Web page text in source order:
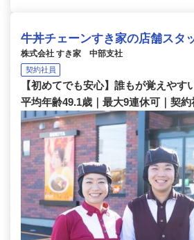
牛丼チェーンすき家の店舗スタ
株式会社 すき家 中部支社
契約社員
【初めてでも安心】誰もが覚えやす
平均年齢49.1歳｜最大9連休可｜契約